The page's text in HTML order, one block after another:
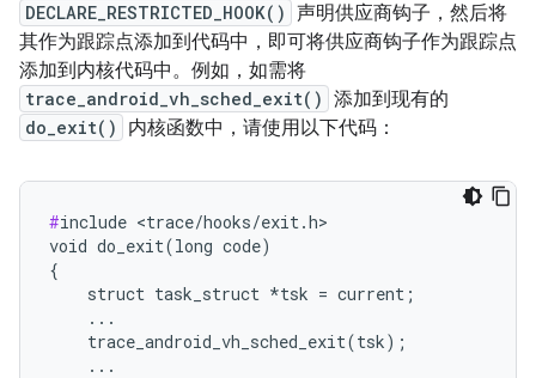
DECLARE_RESTRICTED_HOOK() 声明供应商钩子，然后将
其作为跟踪点添加到代码中，即可将供应商钩子作为跟踪点
添加到内核代码中。例如，如需将
trace_android_vh_sched_exit() 添加到现有的
do_exit() 内核函数中，请使用以下代码：
#include <trace/hooks/exit.h>
void do_exit(long code)
{
    struct task_struct *tsk = current;
    ...
    trace_android_vh_sched_exit(tsk);
    ...